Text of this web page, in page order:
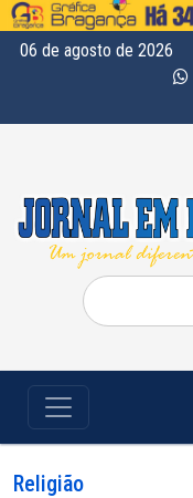
06 de agosto de 2026
Pesquisar
por:
Religião